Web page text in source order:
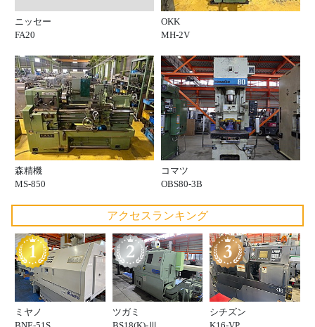
ニッセー
FA20
OKK
MH-2V
森精機
MS-850
コマツ
OBS80-3B
アクセスランキング
ミヤノ
ツガミ
シチズン